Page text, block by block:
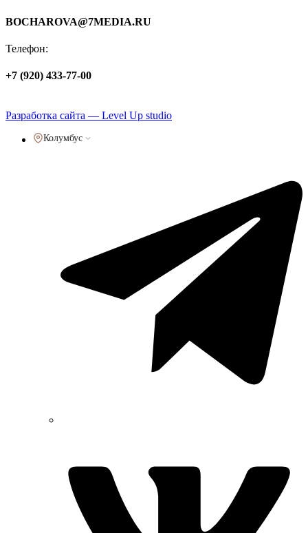
BOCHAROVA@7MEDIA.RU
Телефон:
+7 (920) 433-77-00
Разработка сайта — Level Up studio
Колумбус